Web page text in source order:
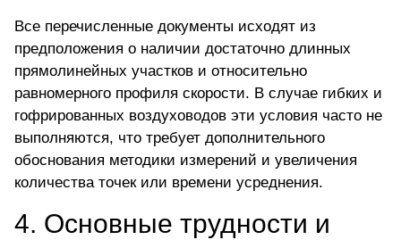
Все перечисленные документы исходят из
предположения о наличии достаточно длинных
прямолинейных участков и относительно
равномерного профиля скорости. В случае гибких и
гофрированных воздуховодов эти условия часто не
выполняются, что требует дополнительного
обоснования методики измерений и увеличения
количества точек или времени усреднения.
4. Основные трудности и